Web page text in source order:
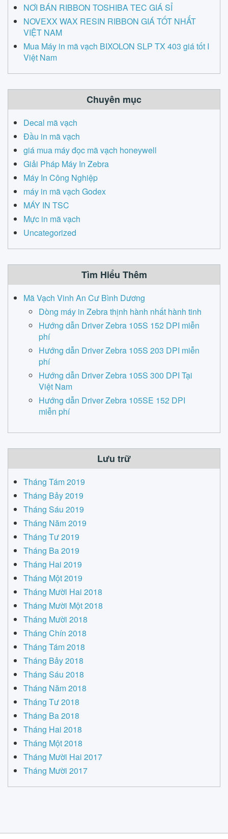
NƠI BÁN RIBBON TOSHIBA TEC GIÁ SỈ
NOVEXX WAX RESIN RIBBON GIÁ TỐT NHẤT
VIỆT NAM
Mua Máy in mã vạch BIXOLON SLP TX 403 giá tốt I
Việt Nam
Chuyên mục
Decal mã vạch
Đầu in mã vạch
giá mua máy đọc mã vạch honeywell
Giải Pháp Máy In Zebra
Máy In Công Nghiệp
máy in mã vạch Godex
MÁY IN TSC
Mực in mã vạch
Uncategorized
Tìm Hiểu Thêm
Mã Vạch Vinh An Cư Bình Dương
Dòng máy in Zebra thịnh hành nhất hành tinh
Hướng dẫn Driver Zebra 105S 152 DPI miễn
phí
Hướng dẫn Driver Zebra 105S 203 DPI miễn
phí
Hướng dẫn Driver Zebra 105S 300 DPI Tại
Việt Nam
Hướng dẫn Driver Zebra 105SE 152 DPI
miễn phí
Lưu trữ
Tháng Tám 2019
Tháng Bảy 2019
Tháng Sáu 2019
Tháng Năm 2019
Tháng Tư 2019
Tháng Ba 2019
Tháng Hai 2019
Tháng Một 2019
Tháng Mười Hai 2018
Tháng Mười Một 2018
Tháng Mười 2018
Tháng Chín 2018
Tháng Tám 2018
Tháng Bảy 2018
Tháng Sáu 2018
Tháng Năm 2018
Tháng Tư 2018
Tháng Ba 2018
Tháng Hai 2018
Tháng Một 2018
Tháng Mười Hai 2017
Tháng Mười 2017